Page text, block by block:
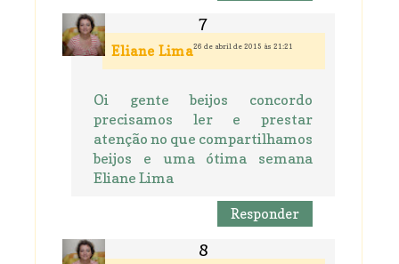
Eliane Lima26 de abril de 2015 às 21:21
Oi gente beijos concordo
precisamos ler e prestar
atenção no que compartilhamos
beijos e uma ótima semana
Eliane Lima
Responder